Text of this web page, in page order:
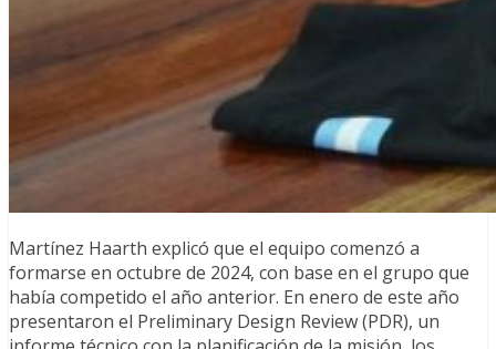
Martínez Haarth explicó que el equipo comenzó a
formarse en octubre de 2024, con base en el grupo que
había competido el año anterior. En enero de este año
presentaron el Preliminary Design Review (PDR), un